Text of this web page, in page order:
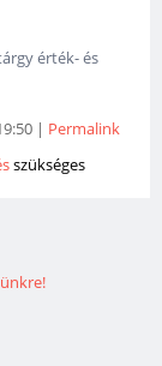
érték- és
| Permalink
szükséges